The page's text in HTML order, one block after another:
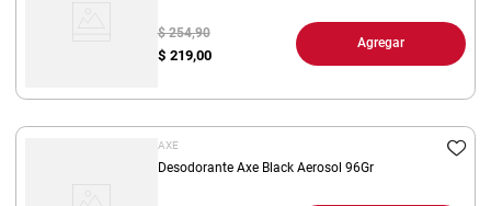
$ 219,00
$ 254,90
Agregar
AXE
Desodorante Axe Black Aerosol 96Gr